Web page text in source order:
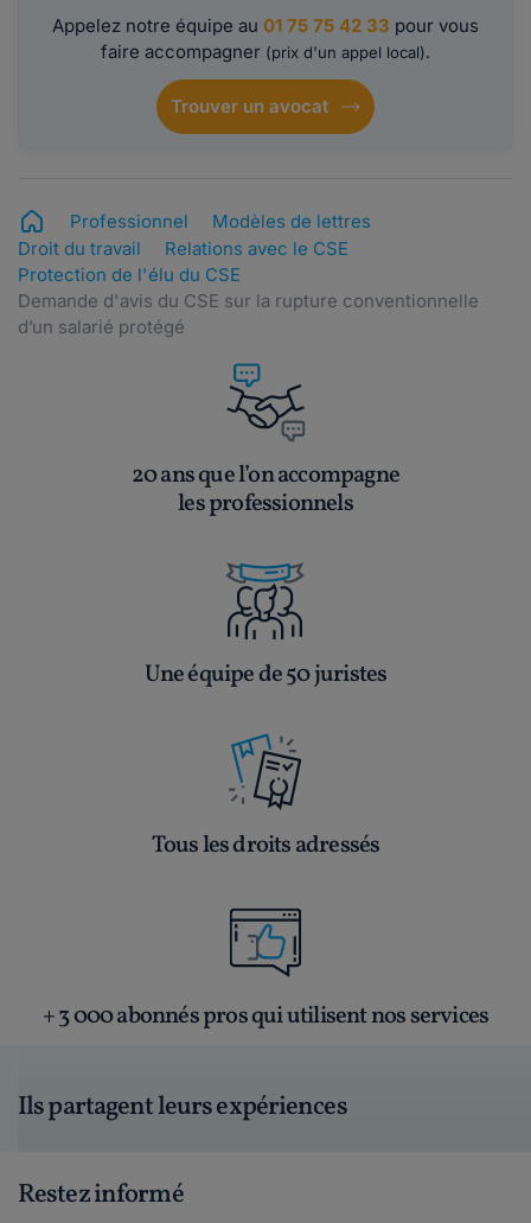
Appelez notre équipe au 01 75 75 42 33 pour vous
faire accompagner (prix d'un appel local).
Trouver un avocat
Professionnel
Modèles de lettres
Droit du travail
Relations avec le CSE
Protection de l'élu du CSE
Demande d'avis du CSE sur la rupture conventionnelle
d’un salarié protégé
20 ans que l’on accompagne
les professionnels
Une équipe de 50 juristes
Tous les droits adressés
+ 3 000 abonnés pros qui utilisent nos services
Ils partagent leurs expériences
Restez informé